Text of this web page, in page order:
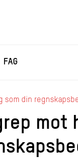
FAG
som din
mot